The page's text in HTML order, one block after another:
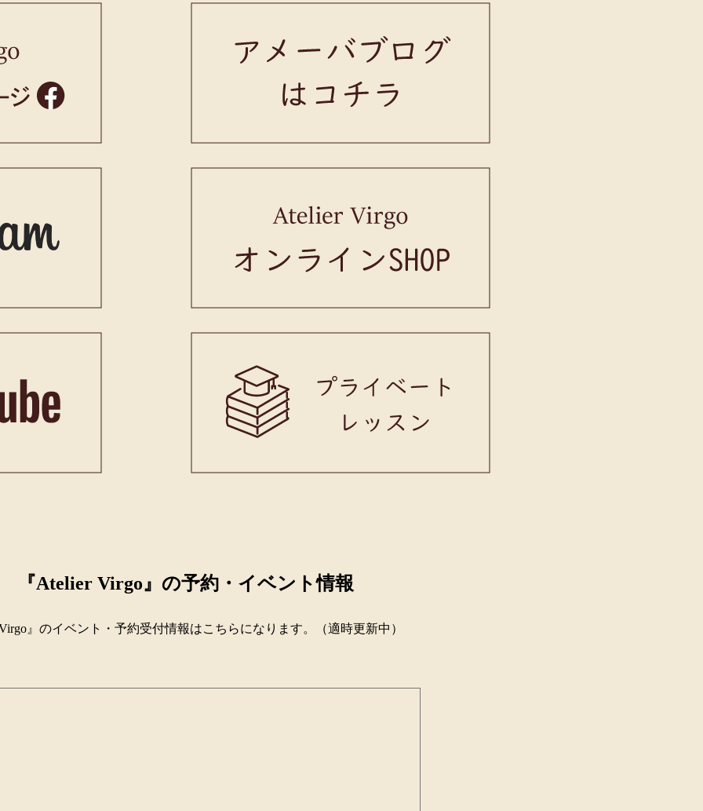
『Atelier Virgo』の予約・イベント情報
』のイベント・予約受付情報はこちらになります。（適時更新中）